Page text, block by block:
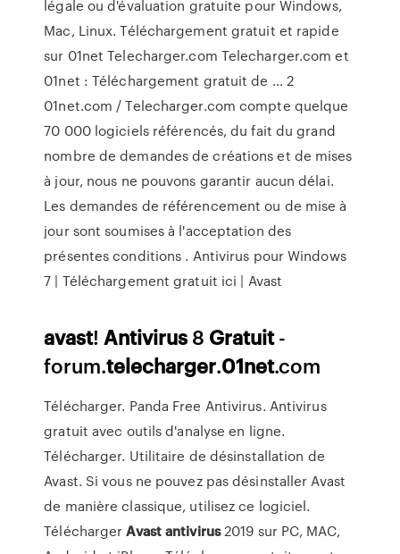
légale ou d'évaluation gratuite pour Windows,
Mac, Linux. Téléchargement gratuit et rapide
sur 01net Telecharger.com Telecharger.com et
01net : Téléchargement gratuit de ... 2
01net.com / Telecharger.com compte quelque
70 000 logiciels référencés, du fait du grand
nombre de demandes de créations et de mises
à jour, nous ne pouvons garantir aucun délai.
Les demandes de référencement ou de mise à
jour sont soumises à l'acceptation des
présentes conditions . Antivirus pour Windows
7 | Téléchargement gratuit ici | Avast
avast!Antivirus 8 Gratuit-
forum.telecharger.01net.com
Télécharger. Panda Free Antivirus. Antivirus
gratuit avec outils d'analyse en ligne.
Télécharger. Utilitaire de désinstallation de
Avast. Si vous ne pouvez pas désinstaller Avast
de manière classique, utilisez ce logiciel.
TéléchargerAvastantivirus2019 sur PC, MAC,